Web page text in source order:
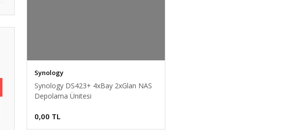
Synology
Synology DS423+ 4xBay 2xGlan NAS
Depolama Ünitesi
0,00 TL